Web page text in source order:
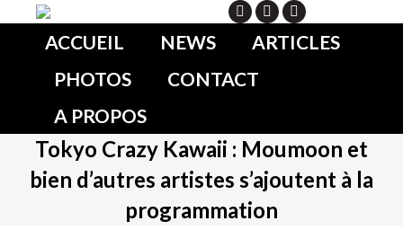
ACCUEIL NEWS
ARTICLES
PHOTOS
CONTACT
A PROPOS
Tokyo Crazy Kawaii : Moumoon et
bien d’autres artistes s’ajoutent à la
programmation